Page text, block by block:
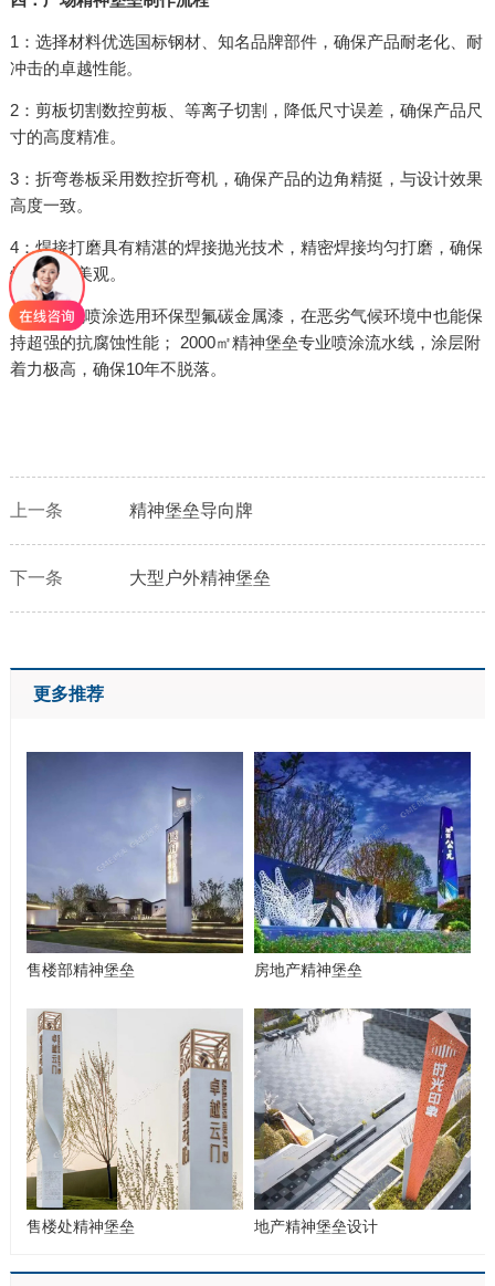
1：选择材料优选国标钢材、知名品牌部件，确保产品耐老化、耐
冲击的卓越性能。
2：剪板切割数控剪板、等离子切割，降低尺寸误差，确保产品尺
寸的高度精准。
3：折弯卷板采用数控折弯机，确保产品的边角精挺，与设计效果
高度一致。
4：焊接打磨具有精湛的焊接抛光技术，精密焊接均匀打磨，确保
焊缝平整美观。
5：自动化喷涂选用环保型氟碳金属漆，在恶劣气候环境中也能保
持超强的抗腐蚀性能； 2000㎡精神堡垒专业喷涂流水线，涂层附
着力极高，确保10年不脱落。
上一条 精神堡垒导向牌
下一条 大型户外精神堡垒
更多推荐
售楼部精神堡垒 房地产精神堡垒
售楼处精神堡垒 地产精神堡垒设计